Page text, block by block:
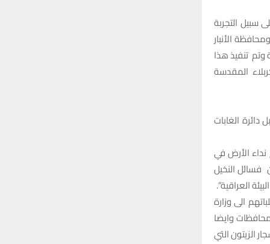
سبيل التجربة
واليانسون في محافظة كربلاء المقدسة بمساحة 4 دوانم ومحافظة الأنبار
وتم تنفيذ هذا
المقدسة
دائرة الغابات
ايضاً برنامج نداء الأرض في
فسائل النخيل
العراقية”.
الى وزارة
وايضا
الزيتون التي